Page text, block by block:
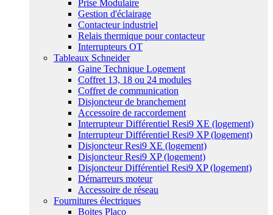
Prise Modulaire
Gestion d'éclairage
Contacteur industriel
Relais thermique pour contacteur
Interrupteurs OT
Tableaux Schneider
Gaine Technique Logement
Coffret 13, 18 ou 24 modules
Coffret de communication
Disjoncteur de branchement
Accessoire de raccordement
Interrupteur Différentiel Resi9 XE (logement)
Interrupteur Différentiel Resi9 XP (logement)
Disjoncteur Resi9 XE (logement)
Disjoncteur Resi9 XP (logement)
Disjoncteur Différentiel Resi9 XP (logement)
Démarreurs moteur
Accessoire de réseau
Fournitures électriques
Boites Placo